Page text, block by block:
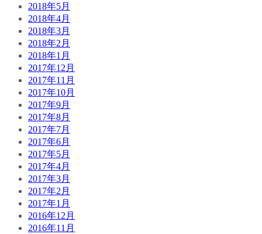
2018年5月
2018年4月
2018年3月
2018年2月
2018年1月
2017年12月
2017年11月
2017年10月
2017年9月
2017年8月
2017年7月
2017年6月
2017年5月
2017年4月
2017年3月
2017年2月
2017年1月
2016年12月
2016年11月